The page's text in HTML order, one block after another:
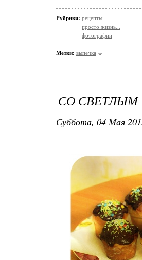
Рубрики: рецепты
просто жизнь...
фотографии
Метки: выпечка
СО СВЕТЛЫМ
Суббота, 04 Мая